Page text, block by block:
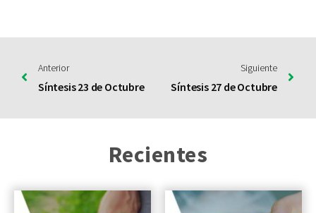
Anterior
Síntesis 23 de Octubre
Siguiente
Síntesis 27 de Octubre
Recientes